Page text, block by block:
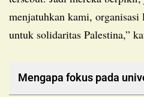
menjatuhkan kami,
untuk solidaritas Palestina,”
Mengapa fokus pada